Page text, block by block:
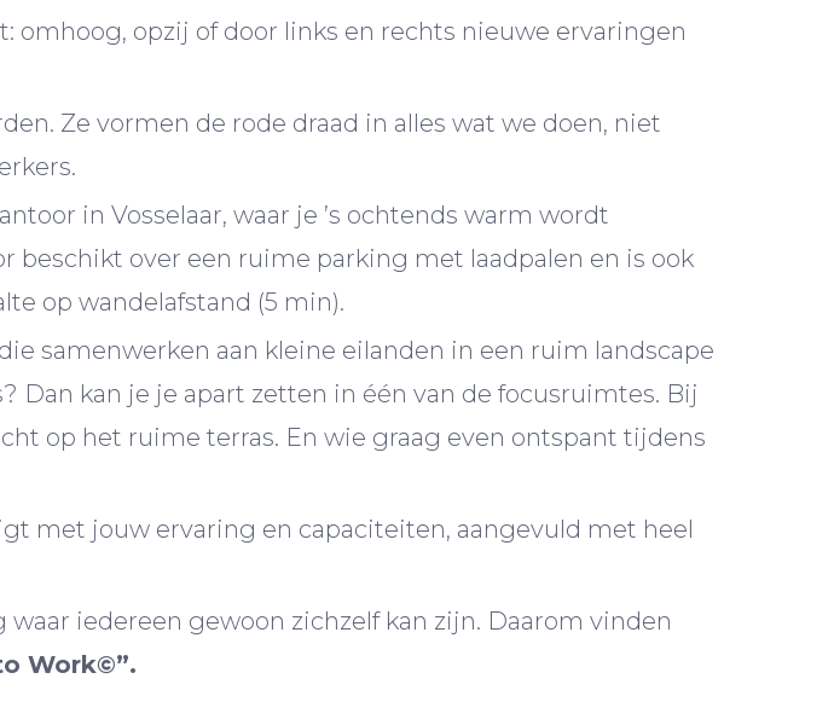
opzij of door links en rechts nieuwe ervaringen
Ze vormen de rode draad in alles wat we doen, niet
in Vosselaar, waar je ’s ochtends warm wordt
beschikt over een ruime parking met laadpalen en is ook
op wandelafstand (5 min).
samenwerken aan kleine eilanden in een ruim landscape
Dan kan je je apart zetten in één van de focusruimtes. Bij
op het ruime terras. En wie graag even ontspant tijdens
met jouw ervaring en capaciteiten, aangevuld met heel
iedereen gewoon zichzelf kan zijn. Daarom vinden
Work©”.